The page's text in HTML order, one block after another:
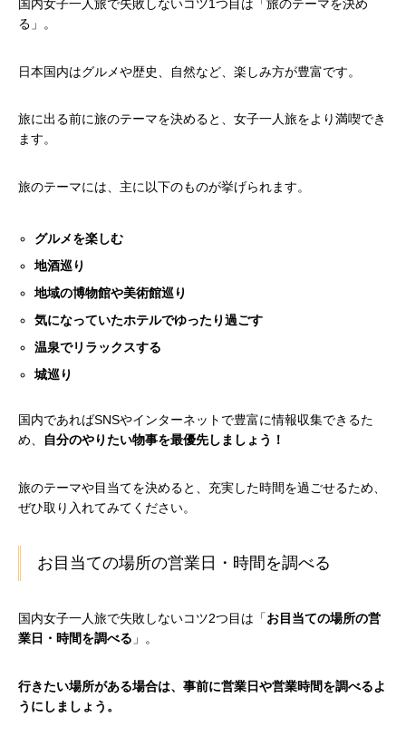
国内女子一人旅で失敗しないコツ1つ目は「旅のテーマを決め
る」。
日本国内はグルメや歴史、自然など、楽しみ方が豊富です。
旅に出る前に旅のテーマを決めると、女子一人旅をより満喫でき
ます。
旅のテーマには、主に以下のものが挙げられます。
グルメを楽しむ
地酒巡り
地域の博物館や美術館巡り
気になっていたホテルでゆったり過ごす
温泉でリラックスする
城巡り
国内であればSNSやインターネットで豊富に情報収集できるた
め、
自分のやりたい物事を最優先しましょう！
旅のテーマや目当てを決めると、充実した時間を過ごせるため、
ぜひ取り入れてみてください。
お目当ての場所の営業日・時間を調べる
国内女子一人旅で失敗しないコツ2つ目は「お目当ての場所の営
業日・時間を調べる 」。
行きたい場所がある場合は、事前に営業日や営業時間を調べるよ
うにしましょう。